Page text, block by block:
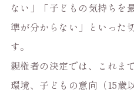
ない」「子どもの気持ちを
準が分からない」といった
す。
親権者の決定では、これま
環境、子どもの意向（15歳